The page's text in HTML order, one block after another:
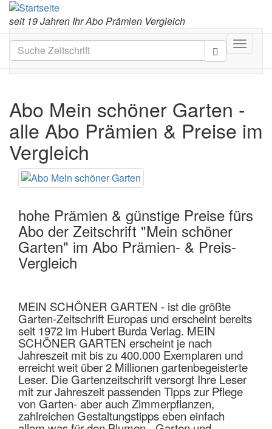
seit 19 Jahren Ihr Abo Prämien Vergleich
Toggle
Abo Mein schöner Garten -
alle Abo Prämien & Preise im
Vergleich
hohe Prämien & günstige Preise fürs
Abo der Zeitschrift "Mein schöner
Garten" im Abo Prämien- & Preis-
Vergleich
MEIN SCHÖNER GARTEN - ist die größte
Garten-Zeitschrift Europas und erscheint bereits
seit 1972 im Hubert Burda Verlag. MEIN
SCHÖNER GARTEN erscheint je nach
Jahreszeit mit bis zu 400.000 Exemplaren und
erreicht weit über 2 Millionen gartenbegeisterte
Leser. Die Gartenzeitschrift versorgt Ihre Leser
mit zur Jahreszeit passenden Tipps zur Pflege
von Garten- aber auch Zimmerpflanzen,
zahlreichen Gestaltungstipps eben einfach